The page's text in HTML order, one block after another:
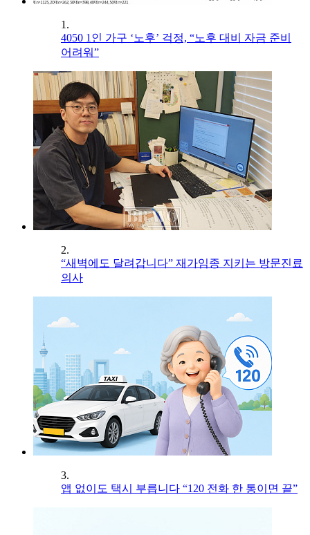
1.
4050 1인 가구 ‘노후’ 걱정, “노후 대비 자금 준비
어려워”
2.
“새벽에도 달려갑니다” 재가임종 지키는 방문진료
의사
3.
앱 없이도 택시 부릅니다 “120 전화 한 통이면 끝”